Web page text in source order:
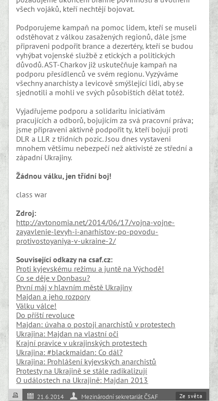
všech vojáků, kteří nechtějí bojovat.
Podporujeme kampaň na pomoc lidem, kteří se museli
odstěhovat z válkou zasažených regionů, dále jsme
připraveni podpořit brance a dezertéry, kteří se budou
vyhýbat vojenské službě z etických a politických
důvodů. AST-Charkov již uskutečňuje kampaň na
podporu přesídlenců ve svém regionu. Vyzýváme
všechny anarchisty a levicově smýšlející lidi, aby se
sjednotili a mohli ve svých působištích dělat totéž.
Vyjadřujeme podporu a solidaritu iniciativám
pracujících a odborů, bojujícím za svá pracovní práva;
jsme připraveni aktivně podpořit ty, kteří bojují proti
DLR a LLR z třídních pozic. Jsou dnes vystaveni
mnohem většímu nebezpečí než aktivisté ze střední a
západní Ukrajiny.
Žádnou válku, jen třídní boj!
class war
Zdroj:
http://avtonomia.net/2014/06/17/vojna-vojne-
zayavlenie-levyh-i-anarhistov-po-povodu-
protivostoyaniya-v-ukraine-2/
Související odkazy na csaf.cz:
Proti kyjevskému režimu a juntě na Východě!
Co se děje v Donbasu?
První máj v hlavním městě Ukrajiny
Majdan a jeho rozpory
Válku válce!
Do příští revoluce
Majdan: úvaha o postoji anarchistů v protestech
Ukrajina: Majdan na vlastní oči
Krajní pravice v ukrajinských protestech
Ukrajina: #blackmaidan: Co dál?
Ukrajina: Prohlášení kyjevských anarchistů
Protesty na Ukrajině se stále radikalizují
O událostech na Ukrajině: Majdan 2013
21.6.2014 Mezinárodní sekretariát ČSAF
Ze světa